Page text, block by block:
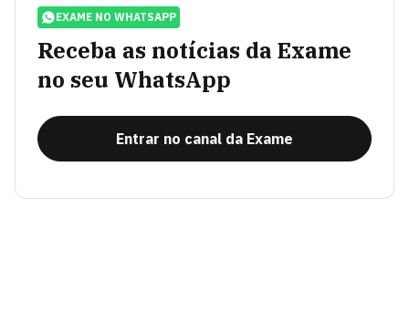
EXAME NO WHATSAPP
Receba as notícias da Exame
no seu WhatsApp
Entrar no canal da Exame